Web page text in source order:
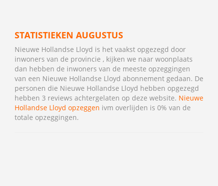
STATISTIEKEN AUGUSTUS
Nieuwe Hollandse Lloyd is het vaakst opgezegd door
inwoners van de provincie , kijken we naar woonplaats
dan hebben de inwoners van de meeste opzeggingen
van een Nieuwe Hollandse Lloyd abonnement gedaan. De
personen die Nieuwe Hollandse Lloyd hebben opgezegd
hebben 3 reviews achtergelaten op deze website. Nieuwe
Hollandse Lloyd opzeggen ivm overlijden is 0% van de
totale opzeggingen.